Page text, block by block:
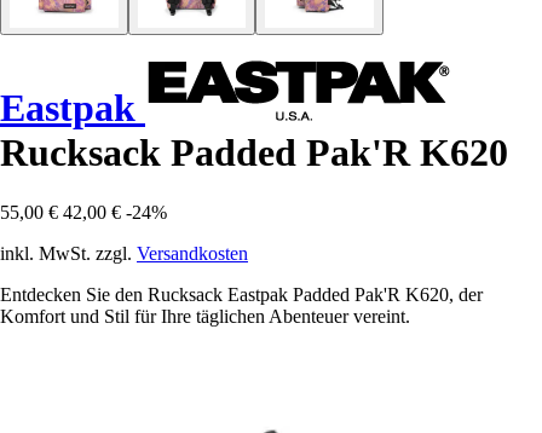
Eastpak
Rucksack Padded Pak'R K620
55,00 € 42,00 € -24%
inkl. MwSt. zzgl. Versandkosten
Entdecken Sie den Rucksack Eastpak Padded Pak'R K620, der
Komfort und Stil für Ihre täglichen Abenteuer vereint.